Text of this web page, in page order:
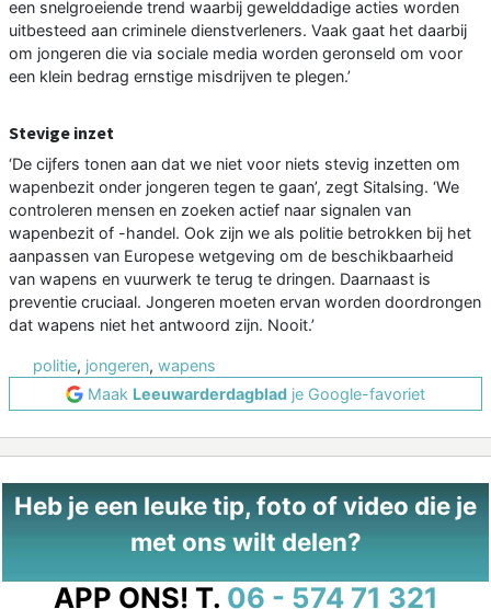
een snelgroeiende trend waarbij gewelddadige acties worden
uitbesteed aan criminele dienstverleners. Vaak gaat het daarbij
om jongeren die via sociale media worden geronseld om voor
een klein bedrag ernstige misdrijven te plegen.’
Stevige inzet
‘De cijfers tonen aan dat we niet voor niets stevig inzetten om
wapenbezit onder jongeren tegen te gaan’, zegt Sitalsing. ‘We
controleren mensen en zoeken actief naar signalen van
wapenbezit of -handel. Ook zijn we als politie betrokken bij het
aanpassen van Europese wetgeving om de beschikbaarheid
van wapens en vuurwerk te terug te dringen. Daarnaast is
preventie cruciaal. Jongeren moeten ervan worden doordrongen
dat wapens niet het antwoord zijn. Nooit.’
politie, jongeren, wapens
Maak Leeuwarderdagblad je Google-favoriet
Heb je een leuke tip, foto of video die je
met ons wilt delen?
APP ONS! T. 06 - 574 71 321